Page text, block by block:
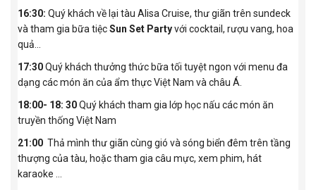
16:30: Quý khách về lại tàu Alisa Cruise, thư giãn trên sundeck
và tham gia bữa tiệcSun Set Partyvới cocktail, rượu vang, hoa
quả...
17:30Quý khách thưởng thức bữa tối tuyệt ngon với menu đa
dạng các món ăn của ẩm thực Việt Nam và châu Á.
18:00- 18: 30Quý khách tham gia lớp học nấu các món ăn
truyền thống Việt Nam
21:00 Thả mình thư giãn cùng gió và sóng biển đêm trên tầng
thượng của tàu, hoặc tham gia câu mực, xem phim, hát
karaoke …